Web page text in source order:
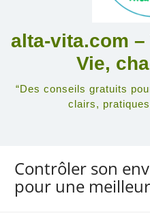
alta-vita.com
Vie,
“Des conseils gratuits
clairs,
Contrôler son
pour une